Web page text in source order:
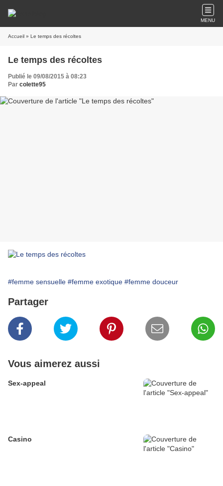
MENU
Accueil » Le temps des récoltes
Le temps des récoltes
Publié le 09/08/2015 à 08:23
Par colette95
#femme sensuelle #femme exotique #femme douceur
Partager
Vous aimerez aussi
Sex-appeal
Casino